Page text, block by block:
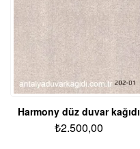
Harmony düz duvar kağıdı
₺2.500,00